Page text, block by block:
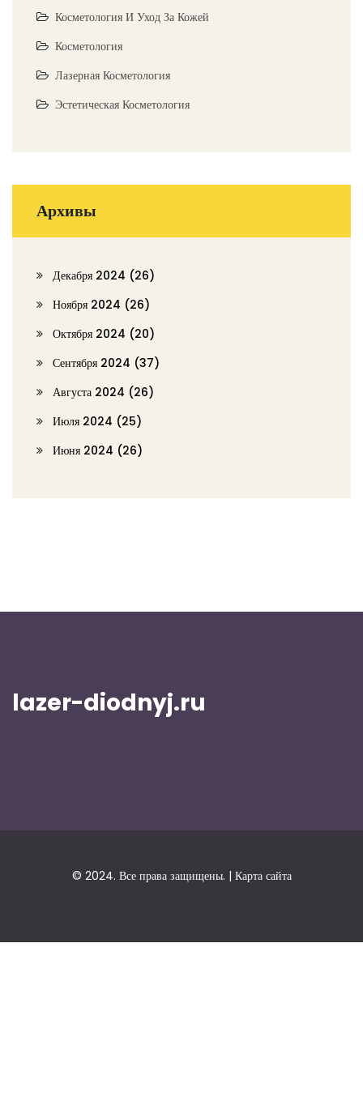
Косметология И Уход За Кожей
Косметология
Лазерная Косметология
Эстетическая Косметология
Архивы
Декабря 2024 (26)
Ноября 2024 (26)
Октября 2024 (20)
Сентября 2024 (37)
Августа 2024 (26)
Июля 2024 (25)
Июня 2024 (26)
lazer-diodnyj.ru
© 2024. Все права защищены. | Карта сайта